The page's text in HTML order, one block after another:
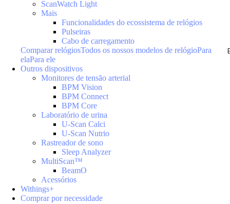
ScanWatch Light
Mais
Funcionalidades do ecossistema de relógios
Pulseiras
Cabo de carregamento
Comparar relógiosTodos os nossos modelos de relógioPara
elaPara ele
Outros dispositivos
Monitores de tensão arterial
BPM Vision
BPM Connect
BPM Core
Laboratório de urina
U-Scan Calci
U-Scan Nutrio
Rastreador de sono
Sleep Analyzer
MultiScan™
BeamO
Acessórios
Withings+
Comprar por necessidade